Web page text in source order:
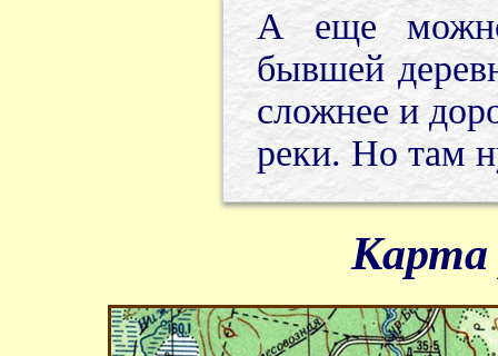
А еще
бывшей
сложнее и
реки. Но там
Карта